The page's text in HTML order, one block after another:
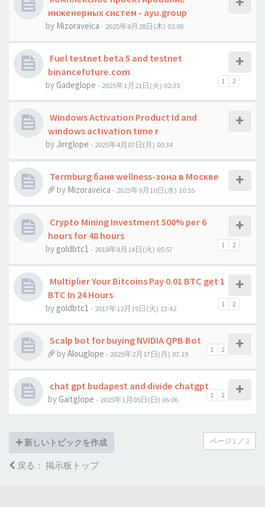
инженерных систем - ayu.group
by Mizoraveica - 2025年8月28日(木) 02:08
Fuel testnet beta 5 and testnet
binancefuture.com
1 2
byGadeglope - 2025年1月21日(火) 02:35
Windows Activation Product Id and
windows activation time r
by Jirrglope - 2025年4月07日(月) 00:34
Termburg баня wellness-зона в Москве
by Mizoraveica - 2025年9月10日(水) 10:55
Crypto Mining Investment 500% per 6
hours for 48 hours
1 2
by goldbtc1 - 2018年8月14日(火) 05:57
Multiplier Your Bitcoins Pay 0.01 BTC get 1
BTC In 24 Hours
1 2
by goldbtc1 - 2017年12月19日(火) 13:42
Scalp bot for buying NVIDIA QPB Bot
1 2
byAlouglope - 2025年2月17日(月) 07:19
chat gpt budapest and divide chatgpt
1 2
byGaitglope - 2025年1月05日(日) 06:06
新しいトピックを作成 ページ 1 ／ 2
戻る： 掲示板トップ